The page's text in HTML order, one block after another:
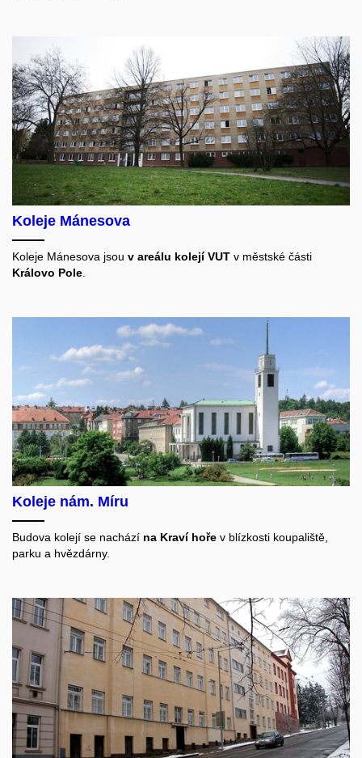
Koleje Mánesova
Koleje Mánesova jsou v areálu kolejí VUT v městské části
Královo Pole
Koleje nám. Míru
Budova kolejí se nachází na Kraví hoře v blízkosti koupaliště,
parku a hvězdárny.